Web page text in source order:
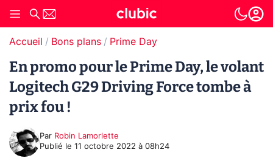
Accueil Bons plans Prime Day
En promo pour le Prime Day, le volant
Logitech G29 Driving Force tombe à
prix fou !
Par Robin Lamorlette
Publié le 11 octobre 2022 à 08h24